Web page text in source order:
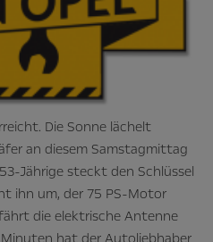
Die Sonne lächelt
an diesem Samstagmittag
Jährige steckt den Schlüssel
ihn um, der 75 PS-Motor
die elektrische Antenne
hat der Autoliebhaber